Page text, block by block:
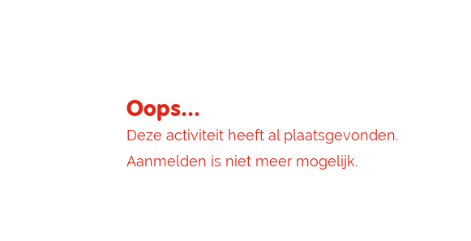
Oops...
Deze activiteit heeft al plaatsgevonden.
Aanmelden is niet meer mogelijk.